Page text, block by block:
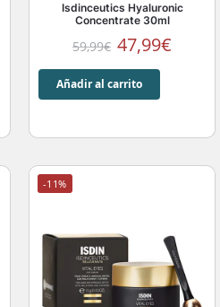
Isdinceutics Hyaluronic
Concentrate 30ml
59,99€ 47,99€
Añadir al carrito
-11%